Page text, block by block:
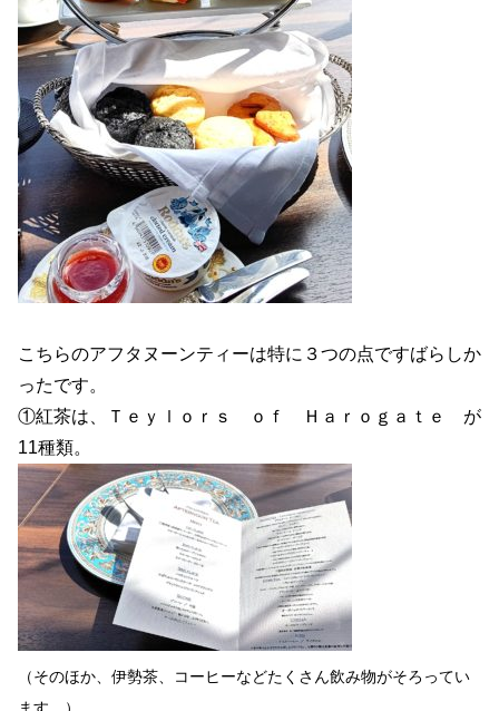
こちらのアフタヌーンティーは特に３つの点ですばらしか
ったです。
①紅茶は、Ｔｅｙｌｏｒｓ ｏｆ Ｈａｒｏｇａｔｅ が
11種類。
（そのほか、伊勢茶、コーヒーなどたくさん飲み物がそろってい
ます。）